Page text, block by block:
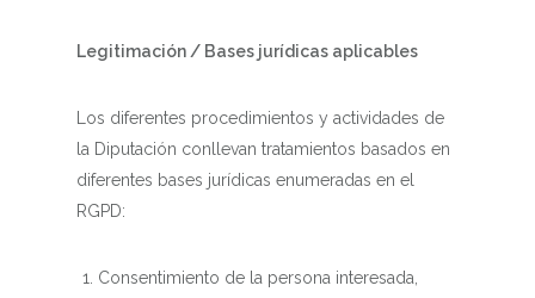
Legitimación / Bases jurídicas aplicables
Los diferentes procedimientos y actividades de
la Diputación conllevan tratamientos basados en
diferentes bases jurídicas enumeradas en el
RGPD:
Consentimiento de la persona interesada,